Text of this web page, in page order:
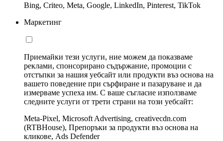
Bing, Criteo, Meta, Google, LinkedIn, Pinterest, TikTok
Маркетинг
Приемайки тези услуги, ние можем да показваме
реклами, спонсорирано съдържание, промоции с
отстъпки за нашия уебсайт или продукти въз основа на
вашето поведение при сърфиране и пазаруване и да
измерваме успеха им. С ваше съгласие използваме
следните услуги от трети страни на този уебсайт:
Meta-Pixel, Microsoft Advertising, creativecdn.com
(RTBHouse), Препоръки за продукти въз основа на
кликове, Ads Defender